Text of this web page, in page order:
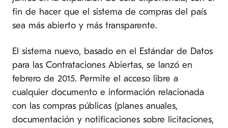
fin de hacer que el sistema de compras del país
sea más abierto y más transparente.
El sistema nuevo, basado en el Estándar de Datos
para las Contrataciones Abiertas, se lanzó en
febrero de 2015. Permite el acceso libre a
cualquier documento e información relacionada
con las compras públicas (planes anuales,
documentación y notificaciones sobre licitaciones,